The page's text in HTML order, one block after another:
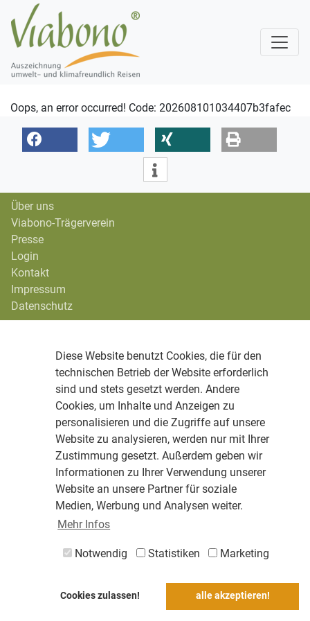
Diese Website benutzt Cookies, die für den
technischen Betrieb der Website erforderlich
sind und stets gesetzt werden. Andere
Cookies, um Inhalte und Anzeigen zu
personalisieren und die Zugriffe auf unsere
Website zu analysieren, werden nur mit Ihrer
Zustimmung gesetzt. Außerdem geben wir
Informationen zu Ihrer Verwendung unserer
Website an unsere Partner für soziale
Medien, Werbung und Analysen weiter.
Mehr Infos
Notwendig Statistiken Marketing
Cookies zulassen! alle akzeptieren!
Oops, an error occurred! Code: 202608101034407b3fafec
Über uns
Viabono-Trägerverein
Presse
Login
Kontakt
Impressum
Datenschutz